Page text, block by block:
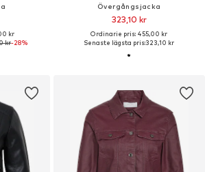
kr
kr-28%
Övergångsjacka
323,10 kr
Ordinarie pris: 455,00 kr
Senaste lägsta pris:323,10 kr